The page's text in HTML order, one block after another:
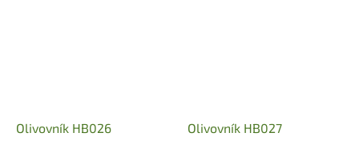
Olivovník HB026 Olivovník HB027